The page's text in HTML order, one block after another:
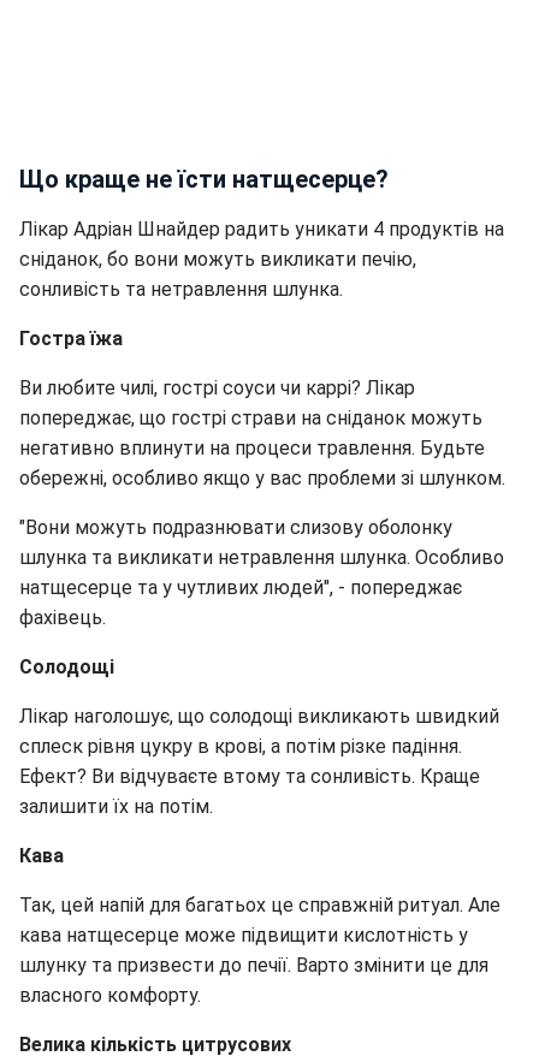
Що краще не їсти натщесерце?
Лікар Адріан Шнайдер радить уникати 4 продуктів на
сніданок, бо вони можуть викликати печію,
сонливість та нетравлення шлунка.
Гостра їжа
Ви любите чилі, гострі соуси чи каррі? Лікар
попереджає, що гострі страви на сніданок можуть
негативно вплинути на процеси травлення. Будьте
обережні, особливо якщо у вас проблеми зі шлунком.
"Вони можуть подразнювати слизову оболонку
шлунка та викликати нетравлення шлунка. Особливо
натщесерце та у чутливих людей", - попереджає
фахівець.
Солодощі
Лікар наголошує, що солодощі викликають швидкий
сплеск рівня цукру в крові, а потім різке падіння.
Ефект? Ви відчуваєте втому та сонливість. Краще
залишити їх на потім.
Кава
Так, цей напій для багатьох це справжній ритуал. Але
кава натщесерце може підвищити кислотність у
шлунку та призвести до печії. Варто змінити це для
власного комфорту.
Велика кількість цитрусових